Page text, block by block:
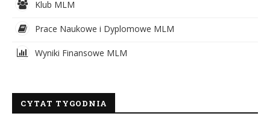
Klub MLM
Prace Naukowe i Dyplomowe MLM
Wyniki Finansowe MLM
CYTAT TYGODNIA